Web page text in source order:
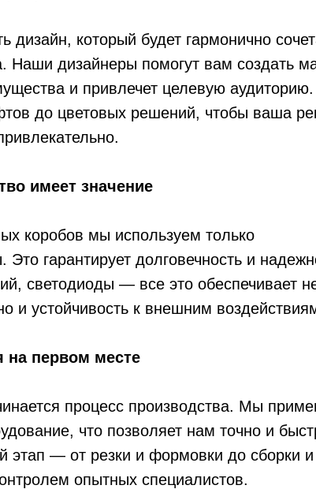
дизайн, который будет гармонично
дизайнеры помогут вам создать
и привлечет целевую
до цветовых решений, чтобы ваша
имеет значение
коробов мы используем только
гарантирует долговечность и
светодиоды — все это обеспечивает
и устойчивость к внешним
на первом месте
процесс производства. Мы
что позволяет нам точно и
этап — от резки и формовки до сборки и
опытных специалистов.